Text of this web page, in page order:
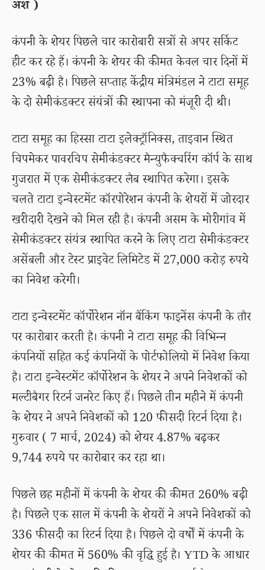
अंश )
कंपनी के शेयर पिछले चार कारोबारी सत्रों से अपर सर्किट
हीट कर रहे हैं। कंपनी के शेयर की कीमत केवल चार दिनों में
23% बढ़ी है। पिछले सप्ताह केंद्रीय मंत्रिमंडल ने टाटा समूह
के दो सेमीकंडक्टर संयंत्रों की स्थापना को मंजूरी दी थी।
टाटा समूह का हिस्सा टाटा इलेक्ट्रॉनिक्स, ताइवान स्थित
चिपमेकर पावरचिप सेमीकंडक्टर मैन्युफैक्चरिंग कॉर्प के साथ
गुजरात में एक सेमीकंडक्टर लैब स्थापित करेगा। इसके
चलते टाटा इन्वेस्टमेंट कॉरपोरेशन कंपनी के शेयरों में जोरदार
खरीदारी देखने को मिल रही है। कंपनी असम के मोरीगांव में
सेमीकंडक्टर संयंत्र स्थापित करने के लिए टाटा सेमीकंडक्टर
असेंबली और टेस्ट प्राइवेट लिमिटेड में 27,000 करोड़ रुपये
का निवेश करेगी।
टाटा इन्वेस्टमेंट कॉर्पोरेशन नॉन बैंकिंग फाइनेंस कंपनी के तौर
पर कारोबार करती है। कंपनी ने टाटा समूह की विभिन्न
कंपनियों सहित कई कंपनियों के पोर्टफोलियो में निवेश किया
है। टाटा इन्वेस्टमेंट कॉर्पोरेशन के शेयर ने अपने निवेशकों को
मल्टीबैगर रिटर्न जनरेट किए हैं। पिछले तीन महीने में कंपनी
के शेयर ने अपने निवेशकों को 120 फीसदी रिटर्न दिया है।
गुरुवार ( 7 मार्च, 2024) को शेयर 4.87% बढ़कर
9,744 रुपये पर कारोबार कर रहा था।
पिछले छह महीनों में कंपनी के शेयर की कीमत 260% बढ़ी
है। पिछले एक साल में कंपनी के शेयरों ने अपने निवेशकों को
336 फीसदी का रिटर्न दिया है। पिछले दो वर्षों में कंपनी के
शेयर की कीमत में 560% की वृद्धि हुई है। YTD के आधार